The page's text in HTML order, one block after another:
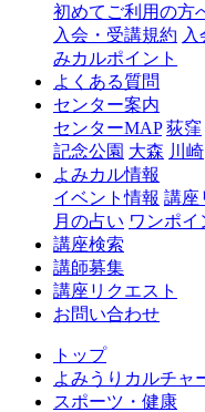
初めてご利用の方
入会・受講規約
みカルポイント
よくある質問
センター案内
センターMAP 荻窪
記念公園 大森 川崎
よみカル情報
イベント情報 講座
月の占い ワンポ
講座検索
講師募集
講座リクエスト
お問い合わせ
トップ
よみうりカルチャ
スポーツ・健康